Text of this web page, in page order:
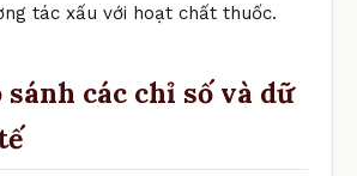
tác xấu với hoạt chất thuốc.
sánh các chỉ số và dữ